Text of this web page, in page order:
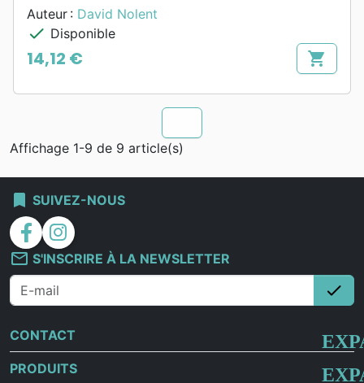
Auteur : David Nolent
check Disponible
Prix
14,12 € shopping_cart
Affichage 1-9 de 9 article(s)
bookmark SUIVEZ-NOUS
facebook
instagram
mail_outline S'INSCRIRE À LA NEWSLETTER
check
CONTACT
PRODUITS